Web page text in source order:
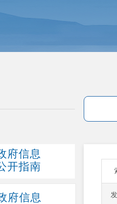
府信息
开指南
府信息